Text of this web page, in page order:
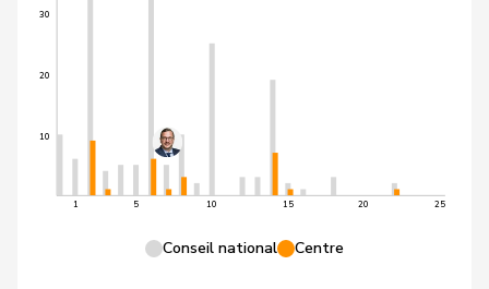
10
20
30
1 5 10 15 20 25
Conseil national Centre